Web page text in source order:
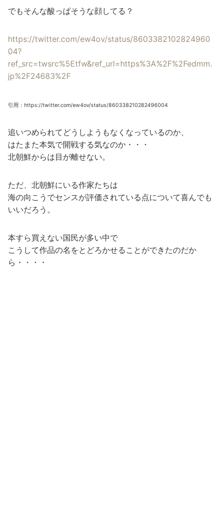
でもそんな酸っぱそうな顔してる？
https://twitter.com/ew4ov/status/8603382102824960
04?
ref_src=twsrc%5Etfw&ref_url=https%3A%2F%2Fedmm.
jp%2F24683%2F
引用：https://twitter.com/ew4ov/status/860338210282496004
追いつめられてどうしようもなくなっているのか、
はたまた本気で開戦する気なのか・・・
北朝鮮からは目が離せない。
ただ、北朝鮮にいる作家たちは
海の向こうでセンスが評価されている点について喜んでも
いいだろう。
本すら買えない国民が多い中で
こうして作品の名をとどろかせることができたのだか
ら・・・・